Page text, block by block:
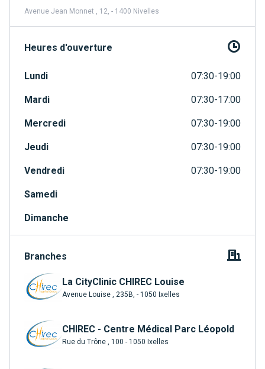
Avenue Jean Monnet , 12, - 1400 Nivelles
Heures d'ouverture
Lundi 07:30-19:00
Mardi 07:30-17:00
Mercredi 07:30-19:00
Jeudi 07:30-19:00
Vendredi 07:30-19:00
Samedi
Dimanche
Branches
La CityClinic CHIREC Louise
Avenue Louise , 235B, - 1050 Ixelles
CHIREC - Centre Médical Parc Léopold
Rue du Trône , 100 - 1050 Ixelles